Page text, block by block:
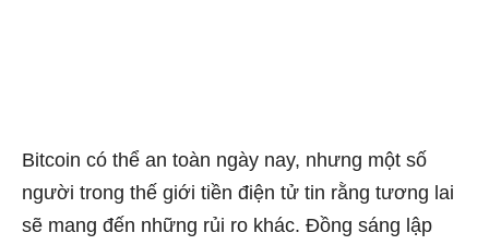
Bitcoin có thể an toàn ngày nay, nhưng một số
người trong thế giới tiền điện tử tin rằng tương lai
sẽ mang đến những rủi ro khác. Đồng sáng lập